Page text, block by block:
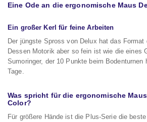
Eine Ode an die ergonomische Maus
Ein großer Kerl für feine Arbeiten
Der jüngste Spross von Delux hat das Format
Dessen Motorik aber so fein ist wie die eines
Sumoringer, der 10 Punkte beim
Tage.
Was spricht für die ergonomische
Color?
Für größere Hände ist die Plus-Serie die